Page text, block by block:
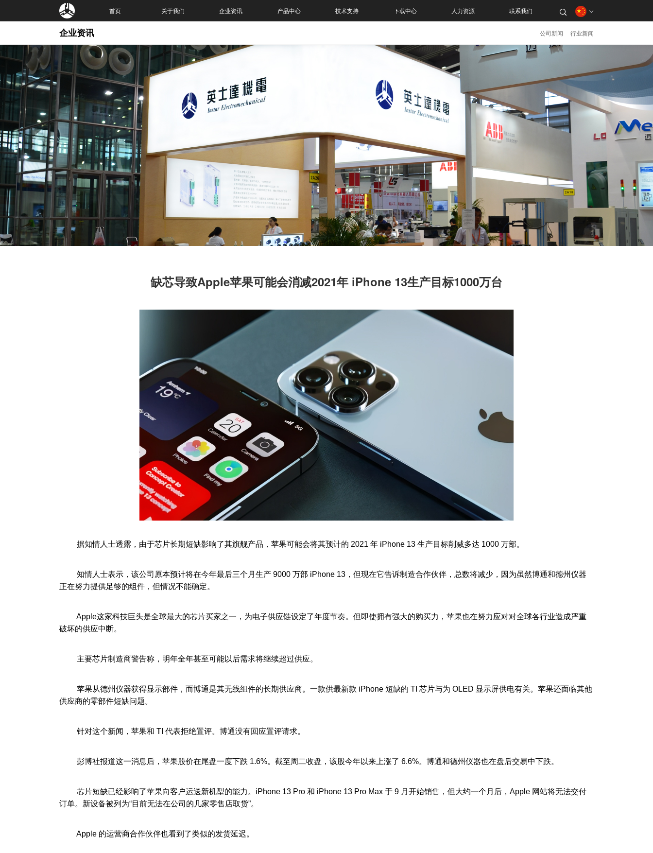
首页 关于我们 企业资讯 产品中心 技术支持 下载中心 人力资源 联系我们
企业资讯 公司新闻 行业新闻
缺芯导致Apple苹果可能会消减2021年 iPhone 13生产目标1000万台
据知情人士透露，由于芯片长期短缺影响了其旗舰产品，苹果可能会将其预计的 2021 年 iPhone 13 生产目标削减多达 1000 万部。
知情人士表示，该公司原本预计将在今年最后三个月生产 9000 万部 iPhone 13，但现在它告诉制造合作伙伴，总数将减少，因为虽然博通和德州仪器
正在努力提供足够的组件，但情况不能确定。
Apple这家科技巨头是全球最大的芯片买家之一，为电子供应链设定了年度节奏。但即使拥有强大的购买力，苹果也在努力应对对全球各行业造成严重
破坏的供应中断。
主要芯片制造商警告称，明年全年甚至可能以后需求将继续超过供应。
苹果从德州仪器获得显示部件，而博通是其无线组件的长期供应商。一款供最新款 iPhone 短缺的 TI 芯片与为 OLED 显示屏供电有关。苹果还面临其他
供应商的零部件短缺问题。
针对这个新闻，苹果和 TI 代表拒绝置评。博通没有回应置评请求。
彭博社报道这一消息后，苹果股价在尾盘一度下跌 1.6%。截至周二收盘，该股今年以来上涨了 6.6%。博通和德州仪器也在盘后交易中下跌。
芯片短缺已经影响了苹果向客户运送新机型的能力。iPhone 13 Pro 和 iPhone 13 Pro Max 于 9 月开始销售，但大约一个月后，Apple 网站将无法交付
订单。新设备被列为“目前无法在公司的几家零售店取货”。
Apple 的运营商合作伙伴也看到了类似的发货延迟。